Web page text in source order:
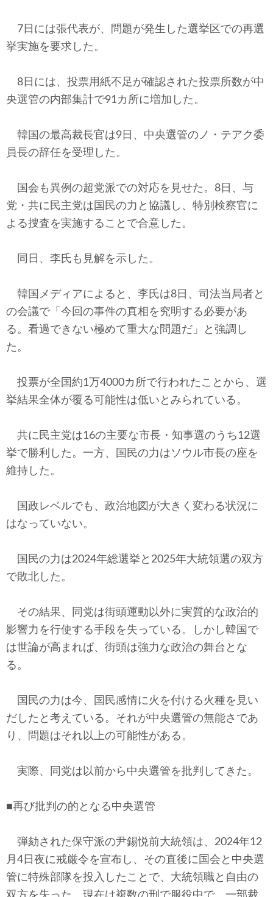
7日には張代表が、問題が発生した選挙区での再選
挙実施を要求した。
8日には、投票用紙不足が確認された投票所数が中
央選管の内部集計で91カ所に増加した。
韓国の最高裁長官は9日、中央選管のノ・テアク委
員長の辞任を受理した。
国会も異例の超党派での対応を見せた。8日、与
党・共に民主党は国民の力と協議し、特別検察官に
よる捜査を実施することで合意した。
同日、李氏も見解を示した。
韓国メディアによると、李氏は8日、司法当局者と
の会議で「今回の事件の真相を究明する必要があ
る。看過できない極めて重大な問題だ」と強調し
た。
投票が全国約1万4000カ所で行われたことから、選
挙結果全体が覆る可能性は低いとみられている。
共に民主党は16の主要な市長・知事選のうち12選
挙で勝利した。一方、国民の力はソウル市長の座を
維持した。
国政レベルでも、政治地図が大きく変わる状況に
はなっていない。
国民の力は2024年総選挙と2025年大統領選の双方
で敗北した。
その結果、同党は街頭運動以外に実質的な政治的
影響力を行使する手段を失っている。しかし韓国で
は世論が高まれば、街頭は強力な政治の舞台とな
る。
国民の力は今、国民感情に火を付ける火種を見い
だしたと考えている。それが中央選管の無能さであ
り、問題はそれ以上の可能性がある。
実際、同党は以前から中央選管を批判してきた。
■再び批判の的となる中央選管
弾劾された保守派の尹錫悦前大統領は、2024年12
月4日夜に戒厳令を宣布し、その直後に国会と中央選
管に特殊部隊を投入したことで、大統領職と自由の